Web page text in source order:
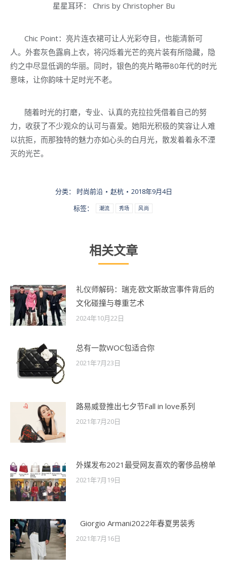
星星耳环： Chris by Christopher Bu
Chic Point：亮片连衣裙可让人光彩夺目，也能清新可
人。外套灰色露肩上衣，将闪烁着光芒的亮片装有所隐藏，隐
约之中尽显低调的华丽。同时，银色的亮片略带80年代的时光
意味，让你韵味十足时光不老。
随着时光的打磨，专业、认真的克拉拉凭借着自己的努
力，收获了不少观众的认可与喜爱。她阳光积极的笑容让人难
以抗拒，而那独特的魅力亦如心头的白月光，散发着着永不湮
灭的光芒。
分类： 时尚前沿 赵杭
2018年9月4日
标签：
潮流 秀场 风尚
相关文章
礼仪师解码：瑞克·欧文斯故宫事件背后的
文化碰撞与尊重艺术
2024年10月22日
总有一款WOC包适合你
2021年7月23日
路易威登推出七夕节Fall in love系列
2021年7月20日
外媒发布2021最受网友喜欢的奢侈品榜单
2021年7月19日
Giorgio Armani2022年春夏男装秀
2021年7月16日